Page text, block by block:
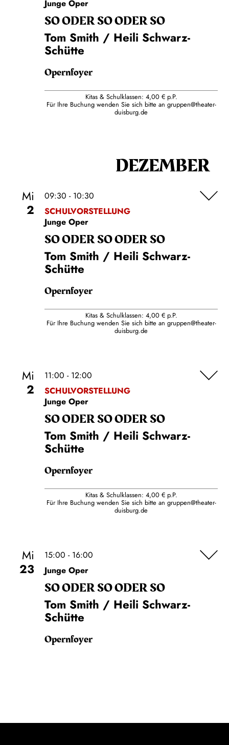
Junge Oper
SO ODER SO ODER SO
Tom Smith / Heili Schwarz-
Schütte
Opernfoyer
Kitas & Schulklassen: 4,00 € p.P.
Für Ihre Buchung wenden Sie sich bitte an gruppen@theater-
duisburg.de
DEZEMBER
Mi
2
09:30 - 10:30
SCHULVORSTELLUNG
Junge Oper
SO ODER SO ODER SO
Tom Smith / Heili Schwarz-
Schütte
Opernfoyer
Kitas & Schulklassen: 4,00 € p.P.
Für Ihre Buchung wenden Sie sich bitte an gruppen@theater-
duisburg.de
Mi
2
11:00 - 12:00
SCHULVORSTELLUNG
Junge Oper
SO ODER SO ODER SO
Tom Smith / Heili Schwarz-
Schütte
Opernfoyer
Kitas & Schulklassen: 4,00 € p.P.
Für Ihre Buchung wenden Sie sich bitte an gruppen@theater-
duisburg.de
Mi
23
15:00 - 16:00
Junge Oper
SO ODER SO ODER SO
Tom Smith / Heili Schwarz-
Schütte
Opernfoyer